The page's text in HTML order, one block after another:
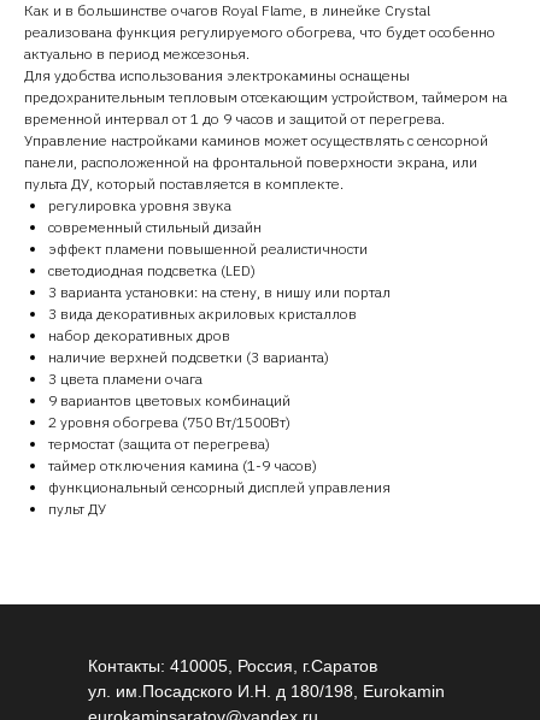
Как и в большинстве очагов Royal Flame, в линейке Crystal
реализована функция регулируемого обогрева, что будет особенно
актуально в период межсезонья.
Для удобства использования электрокамины оснащены
предохранительным тепловым отсекающим устройством, таймером на
временной интервал от 1 до 9 часов и защитой от перегрева.
Управление настройками каминов может осуществлять с сенсорной
панели, расположенной на фронтальной поверхности экрана, или
пульта ДУ, который поставляется в комплекте.
регулировка уровня звука
современный стильный дизайн
эффект пламени повышенной реалистичности
светодиодная подсветка (LED)
3 варианта установки: на стену, в нишу или портал
3 вида декоративных акриловых кристаллов
набор декоративных дров
наличие верхней подсветки (3 варианта)
3 цвета пламени очага
9 вариантов цветовых комбинаций
2 уровня обогрева (750 Вт/1500Вт)
термостат (защита от перегрева)
таймер отключения камина (1-9 часов)
функциональный сенсорный дисплей управления
пульт ДУ
Контакты: 410005, Россия, г.Саратов
ул. им.Посадского И.Н. д 180/198, Eurokamin